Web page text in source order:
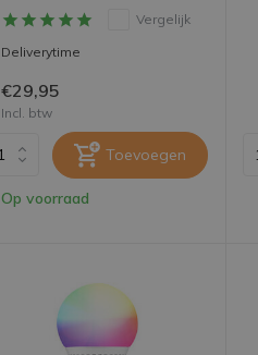
Vergelijk
Deliverytime
€29,95
Incl. btw
Toevoegen
Op voorraad